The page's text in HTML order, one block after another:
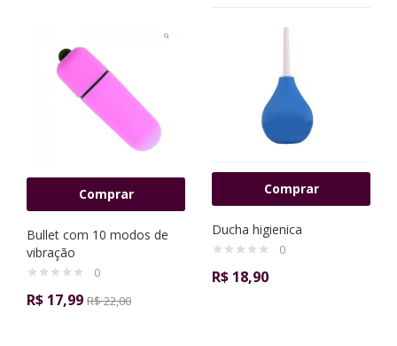
Comprar
Bullet com 10 modos de
vibração
0
R$ 17,99 R$22,00
Comprar
Ducha higienica
0
R$ 18,90